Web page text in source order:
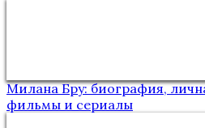
Милана Бру: биография,
фильмы и сериалы